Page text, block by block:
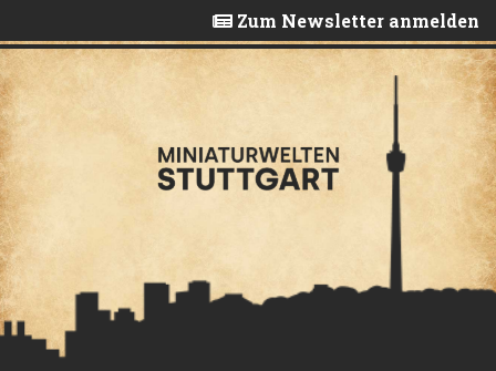
to
content
Zum Newsletter anmelden